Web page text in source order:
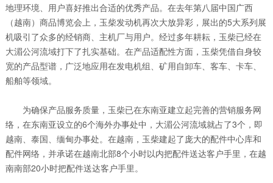
地理环境、用户喜好推出合适的优秀产品。在去年第八届中国广西
（越南）商品博览会上，玉柴发动机再次大放异彩，展出的5大系列展
机吸引了众多的经销商、主机厂与用户。经过多年耕耘，玉柴已经在
大湄公河流域打下了扎实基础。在产品适配性方面，玉柴凭借自身较
宽的产品型谱，广泛地应用在发电机组、矿用自卸车、客车、卡车、
船舶等领域。
为确保产品服务质量，玉柴已在东南亚建立起完善的营销服务网
络，在东南亚设立的6个海外办事处中，大湄公河流域就占了3个，即
越南、泰国、缅甸办事处。在越南，玉柴建起了庞大的配件中心库和
配件网络，并承诺在越南北部8个小时以内把配件送达客户手里，在越
南南部20小时把配件送达客户手里。